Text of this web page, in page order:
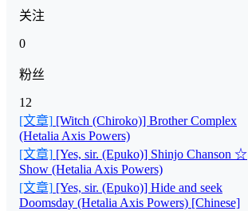
关注
0
粉丝
12
[文章] [Witch (Chiroko)] Brother Complex
(Hetalia Axis Powers)
[文章] [Yes, sir. (Epuko)] Shinjo Chanson ☆
Show (Hetalia Axis Powers)
[文章] [Yes, sir. (Epuko)] Hide and seek
Doomsday (Hetalia Axis Powers) [Chinese]